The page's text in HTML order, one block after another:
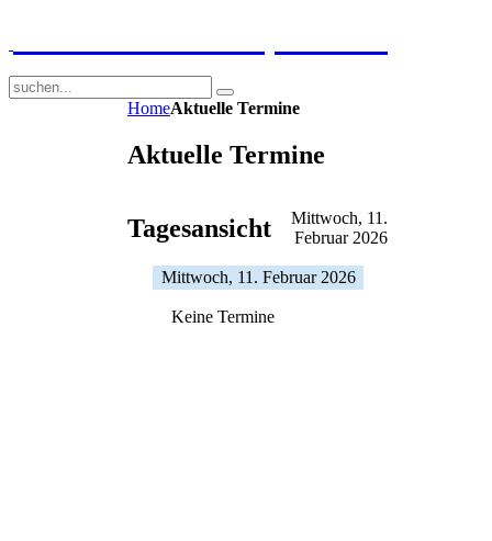
HomeAktuelle Termine
Aktuelle Termine
Tagesansicht
Mittwoch, 11.
Februar 2026
Mittwoch, 11. Februar 2026
Keine Termine